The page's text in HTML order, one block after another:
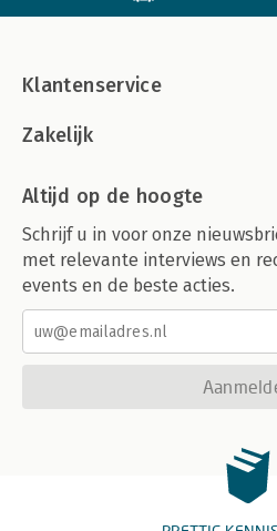
Klantenservice
Zakelijk
Altijd op de hoogte
Schrijf u in voor onze
met relevante interviews en
events en de beste acties.